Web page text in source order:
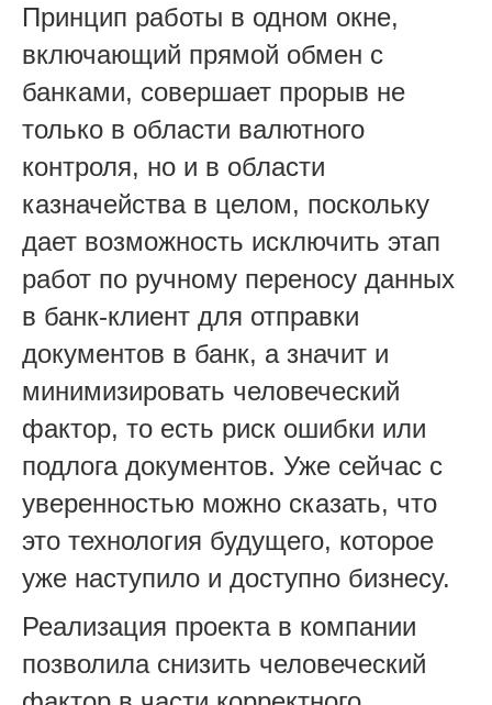
Принцип работы в одном окне,
включающий прямой обмен с
банками, совершает прорыв не
только в области валютного
контроля, но и в области
казначейства в целом, поскольку
дает возможность исключить этап
работ по ручному переносу данных
в банк-клиент для отправки
документов в банк, а значит и
минимизировать человеческий
фактор, то есть риск ошибки или
подлога документов. Уже сейчас с
уверенностью можно сказать, что
это технология будущего, которое
уже наступило и доступно бизнесу.
Реализация проекта в компании
позволила снизить человеческий